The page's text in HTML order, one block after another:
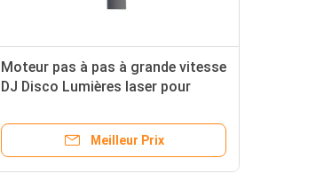
Moteur pas à pas à grande vitesse
DJ Disco Lumières laser pour
d'entrée AC100-240V 50/60Hz
Meilleur Prix